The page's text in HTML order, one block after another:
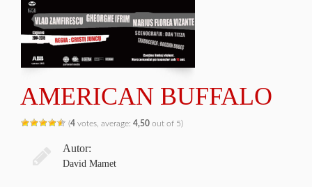
AMERICAN BUFFALO
(4 votes, average: 4,50 out of 5)
Autor:
David Mamet